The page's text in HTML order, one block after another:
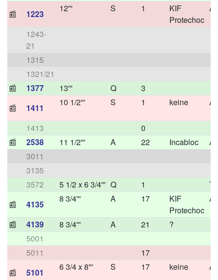
📰
1223
12''' S 1
KIF
Protechoc
1243-
21
1315
1321/21
📰
1377 13''' Q
3
📰
1411
10 1/2''' S 1 keine
1413
0
📰
2538 11 1/2''' A 22 Incabloc
3011
3135
3572
5 1/2 x 6 3/4''' Q 1
📰
4135
8 3/4''' A 17
KIF
Protechoc
📰 4139 8 3/4''' A 21
?
5001
5011
17
📰
5101
6 3/4 x 8''' S 17 keine